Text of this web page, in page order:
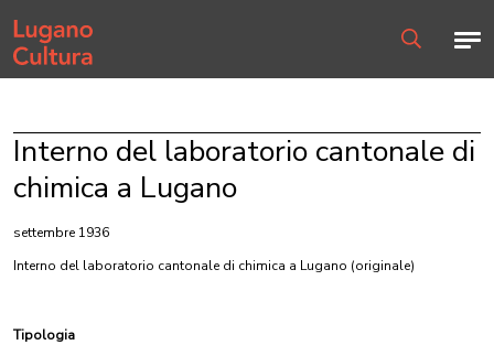
Home page
Interno del laboratorio cantonale di
chimica a Lugano
settembre 1936
Interno del laboratorio cantonale di chimica a Lugano (originale)
Tipologia